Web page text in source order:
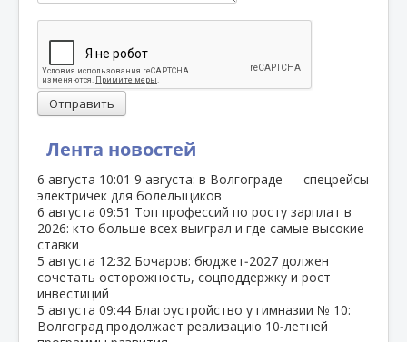
Лента новостей
6 августа 10:01 9 августа: в Волгограде — спецрейсы
электричек для болельщиков
6 августа 09:51 Топ профессий по росту зарплат в
2026: кто больше всех выиграл и где самые высокие
ставки
5 августа 12:32 Бочаров: бюджет‑2027 должен
сочетать осторожность, соцподдержку и рост
инвестиций
5 августа 09:44 Благоустройство у гимназии № 10:
Волгоград продолжает реализацию 10‑летней
Отправить